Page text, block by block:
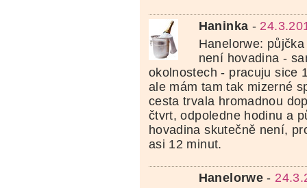
Haninka -
Hanelorwe:
není hovadina -
okolnostech - pracuju sice
ale mám tam tak mizerné
cesta trvala hromadnou
čtvrt, odpoledne hodinu a
hovadina skutečně není,
asi 12 minut.
Hanelorwe -